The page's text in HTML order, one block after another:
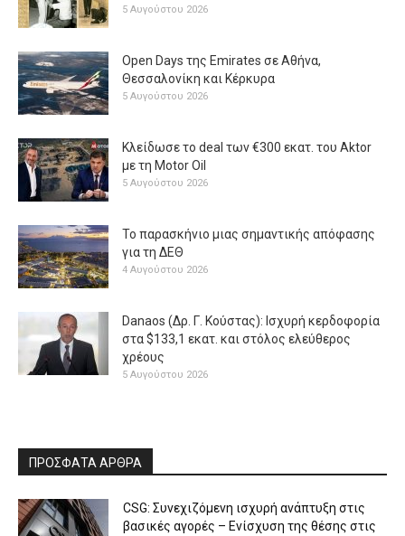
5 Αυγούστου 2026
Open Days της Emirates σε Αθήνα,
Θεσσαλονίκη και Κέρκυρα
5 Αυγούστου 2026
Κλείδωσε το deal των €300 εκατ. του Aktor
με τη Μotor Oil
5 Αυγούστου 2026
Το παρασκήνιο μιας σημαντικής απόφασης
για τη ΔΕΘ
4 Αυγούστου 2026
Danaos (Δρ. Γ. Κούστας): Ισχυρή κερδοφορία
στα $133,1 εκατ. και στόλος ελεύθερος
χρέους
5 Αυγούστου 2026
ΠΡΟΣΦΑΤΑ ΑΡΘΡΑ
CSG: Συνεχιζόμενη ισχυρή ανάπτυξη στις
βασικές αγορές – Ενίσχυση της θέσης στις